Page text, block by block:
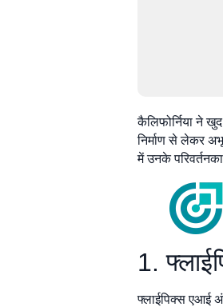
कैलिफोर्निया ने
निर्माण से लेकर
में उनके
1.
फ्लाईपिक्स एआई